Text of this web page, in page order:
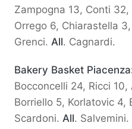
Zampogna 13, Conti
Orrego 6, Chiarastella
Grenci. All. Cagnardi.
Bakery Basket
Bocconcelli 24, Ricci
Borriello 5, Korlatovic 4,
Scardoni. All. Salvemini.